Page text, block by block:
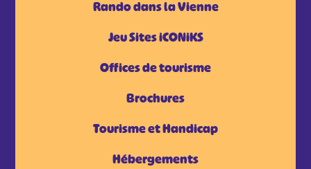
Rando dans la Vienne
Jeu Sites iCONiKS
Offices de tourisme
Brochures
Tourisme et Handicap
Hébergements